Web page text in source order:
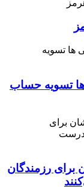
ها تسویه حساب
برای رزمندگان